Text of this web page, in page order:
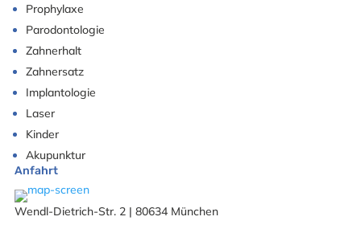
Prophylaxe
Parodontologie
Zahnerhalt
Zahnersatz
Implantologie
Laser
Kinder
Akupunktur
Anfahrt
Wendl-Dietrich-Str. 2 | 80634 München